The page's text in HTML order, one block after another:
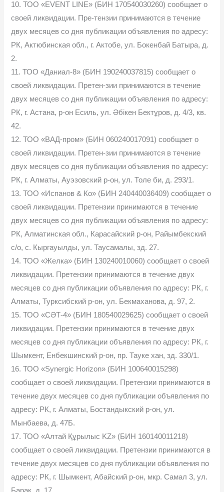
10. ТОО «EVENT LINE» (БИН 170540030260) сообщает о
своей ликвидации. Пре-тензии принимаются в течение
двух месяцев со дня публикации объявления по адресу:
РК, Актюбинская обл., г. Актобе, ул. Бокенбай Батыра, д.
2.
11. ТОО «Даниал-8» (БИН 190240037815) сообщает о
своей ликвидации. Претен-зии принимаются в течение
двух месяцев со дня публикации объявления по адресу:
РК, г. Астана, р-он Есиль, ул. Әбікен Бектұров, д. 4/3, кв.
42.
12. ТОО «ВАД-пром» (БИН 060240017091) сообщает о
своей ликвидации. Претен-зии принимаются в течение
двух месяцев со дня публикации объявления по адресу:
РК, г. Алматы, Ауэзовский р-он, ул. Толе би, д. 293/1.
13. ТОО «Испанов & Ко» (БИН 240440036409) сообщает о
своей ликвидации. Претензии принимаются в течение
двух месяцев со дня публикации объявления по адресу:
РК, Алматинская обл., Карасайский р-он, Райымбекский
с/о, с. Кыргауылды, ул. Таусамалы, зд. 27.
14. ТОО «Желка» (БИН 130240010060) сообщает о своей
ликвидации. Претензии принимаются в течение двух
месяцев со дня публикации объявления по адресу: РК, г.
Алматы, Турксибский р-он, ул. Бекмаханова, д. 97, 2.
15. ТОО «СӘТ-4» (БИН 180540029625) сообщает о своей
ликвидации. Претензии принимаются в течение двух
месяцев со дня публикации объявления по адресу: РК, г.
Шымкент, Енбекшинский р-он, пр. Тауке хан, зд. 330/1.
16. ТОО «Synergic Horizon» (БИН 100640015298)
сообщает о своей ликвидации. Претензии принимаются в
течение двух месяцев со дня публикации объявления по
адресу: РК, г. Алматы, Бостандыкский р-он, ул.
Мынбаева, д. 47Б.
17. ТОО «Алтай Құрылыс KZ» (БИН 160140011218)
сообщает о своей ликвидации. Претензии принимаются в
течение двух месяцев со дня публикации объявления по
адресу: РК, г. Шымкент, Абайский р-он, мкр. Самал 3, ул.